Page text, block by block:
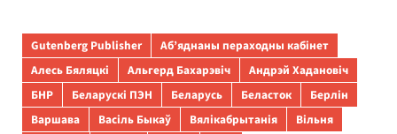
Gutenberg Publisher
Аб’яднаны пераходны кабінет
Алесь Бяляцкі
Альгерд Бахарэвіч
Андрэй Хадановіч
БНР
Беларускі ПЭН Беларусь Беласток
Берлін
Варшава
Васіль Быкаў Вялікабрытанія
Вільня